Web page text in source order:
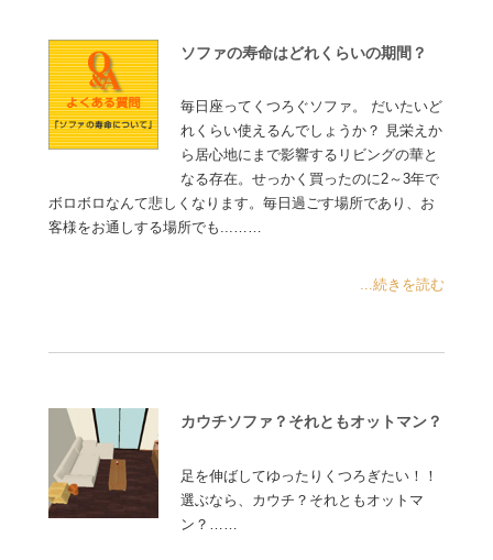
ソファの寿命はどれくらいの期間？
毎日座ってくつろぐソファ。 だいたいど
れくらい使えるんでしょうか？ 見栄えか
ら居心地にまで影響するリビングの華と
なる存在。せっかく買ったのに2～3年で
ボロボロなんて悲しくなります。毎日過ごす場所であり、お
客様をお通しする場所でも...……
...続きを読む
カウチソファ？それともオットマン？
足を伸ばしてゆったりくつろぎたい！！
選ぶなら、カウチ？それともオットマ
ン？……